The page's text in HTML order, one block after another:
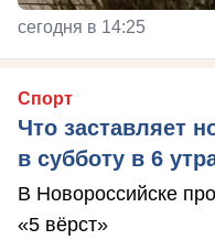
сегодня в 14:25
Спорт
Что заставляет
в субботу в 6
В Новороссийске
«5 вёрст»